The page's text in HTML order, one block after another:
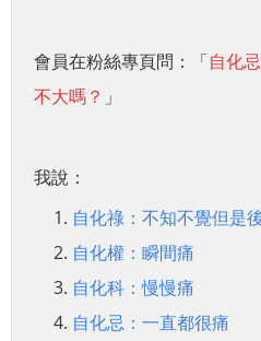
會員在粉絲專頁問：「自化
不大嗎？ 」
我說：
自化祿：不知不覺但是
自化權：瞬間痛
自化科：慢慢痛
自化忌：一直都很痛